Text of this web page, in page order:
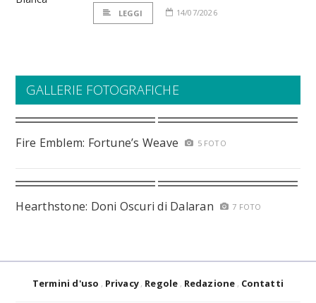
LEGGI 14/07/2026
GALLERIE FOTOGRAFICHE
Fire Emblem: Fortune’s Weave 5 FOTO
Hearthstone: Doni Oscuri di Dalaran 7 FOTO
Termini d'uso Privacy Regole Redazione Contatti